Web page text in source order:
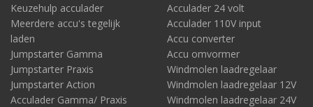
Keuzehulp acculader
Meerdere accu's tegelijk
laden
Jumpstarter Gamma
Jumpstarter Praxis
Jumpstarter Action
Acculader Gamma/ Praxis
Acculader 24 volt
Acculader 110V input
Accu converter
Accu omvormer
Windmolen laadregelaar
Windmolen laadregelaar 12V
Windmolen laadregelaar 24V